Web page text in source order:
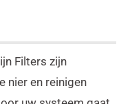
Filters zijn
nier en reinigen